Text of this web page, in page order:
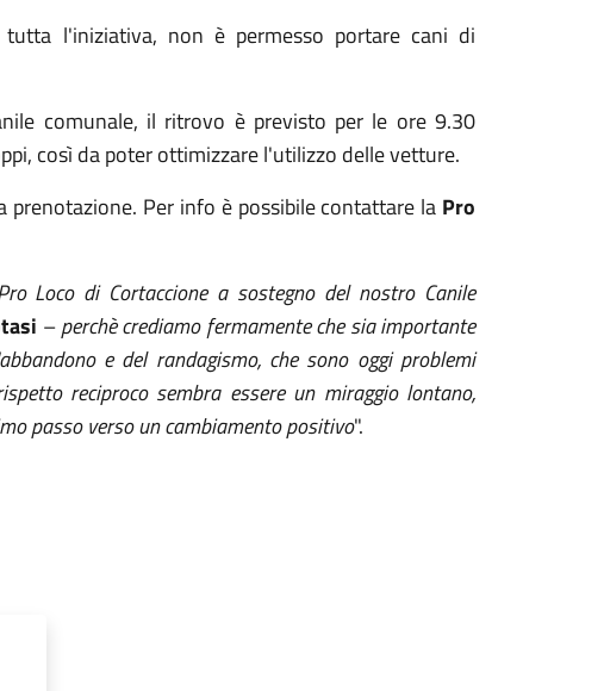
l'iniziativa, non è permesso portare cani di
comunale, il ritrovo è previsto per le ore 9.30
così da poter ottimizzare l'utilizzo delle vetture.
prenotazione. Per info è possibile contattare la Pro
Loco di Cortaccione a sostegno del nostro Canile
–perchè crediamo fermamente che sia importante
e del randagismo, che sono oggi problemi
reciproco sembra essere un miraggio lontano,
passo verso un cambiamento positivo".